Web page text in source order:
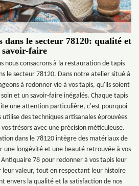
dans le secteur 78120: qualité et
savoir-faire
nous consacrons à la restauration de tapis
le secteur 78120. Dans notre atelier situé à
à redonner vie à vos tapis, qu'ils soient
et un savoir-faire inégalés. Chaque tapis
une attention particulière, c'est pourquoi
des techniques artisanales éprouvées
trésors avec une précision méticuleuse.
dans le 78120 intègre des matériaux de
une longévité et une beauté retrouvée à vos
78 pour redonner à vos tapis leur
valeur, tout en respectant leur histoire
envers la qualité et la satisfaction de nos